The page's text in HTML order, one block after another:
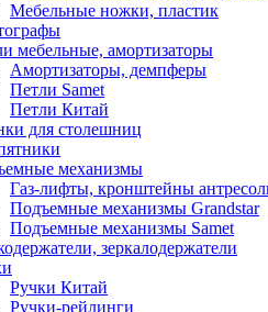
Мебельные ножки, пластик
мебельные, амортизаторы
Амортизаторы, демпферы
Петли Samet
Петли Китай
для столешниц
механизмы
Газ-лифты, кронштейны
Подъемные механизмы Grandstar
Подъемные механизмы Samet
зеркалодержатели
Ручки Китай
Ручки-рейлинги